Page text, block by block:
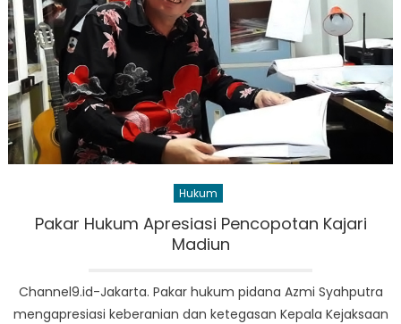
Hukum
Pakar Hukum Apresiasi Pencopotan Kajari
Madiun
Channel9.id-Jakarta. Pakar hukum pidana Azmi Syahputra
mengapresiasi keberanian dan ketegasan Kepala Kejaksaan